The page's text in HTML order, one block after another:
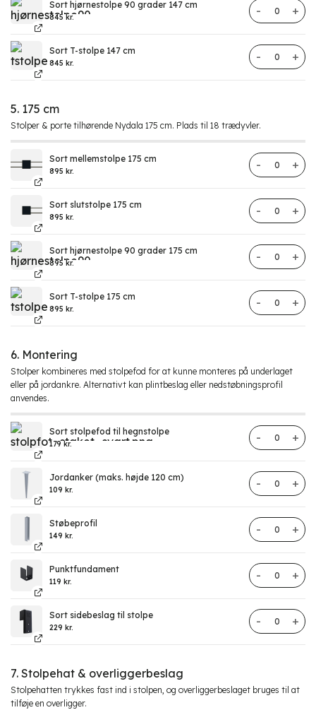
Sort hjørnestolpe 90 grader 147 cm
845kr.
Hegn
Sort T-stolpe 147 cm
845 kr.
Hegn
5. 175 cm
Stolper & porte tilhørende Nydala 175 cm. Plads til 18 trædyvler.
Sort mellemstolpe 175 cm
895 kr.
Hegn
Sort slutstolpe 175 cm
895 kr.
Hegn
Sort hjørnestolpe 90 grader 175 cm
895kr.
Hegn
Sort T-stolpe 175 cm
895 kr.
Hegn
6. Montering
Stolper kombineres med stolpefod for at kunne monteres på underlaget
eller på jordankre. Alternativt kan plintbeslag eller nedstøbningsprofil
anvendes.
Sort stolpefod til hegnstolpe
179kr.
Stolpefod til
Jordanker (maks. højde 120 cm)
109 kr.
Jordankre
Støbeprofil
149 kr.
Støbeprofil
Punktfundament
119 kr.
Sort sidebeslag til stolpe
229 kr.
Sidebeslag
7. Stolpehat & overliggerbeslag
Stolpehatten trykkes fast ind i stolpen, og overliggerbeslaget bruges til at
tilføje en overligger.